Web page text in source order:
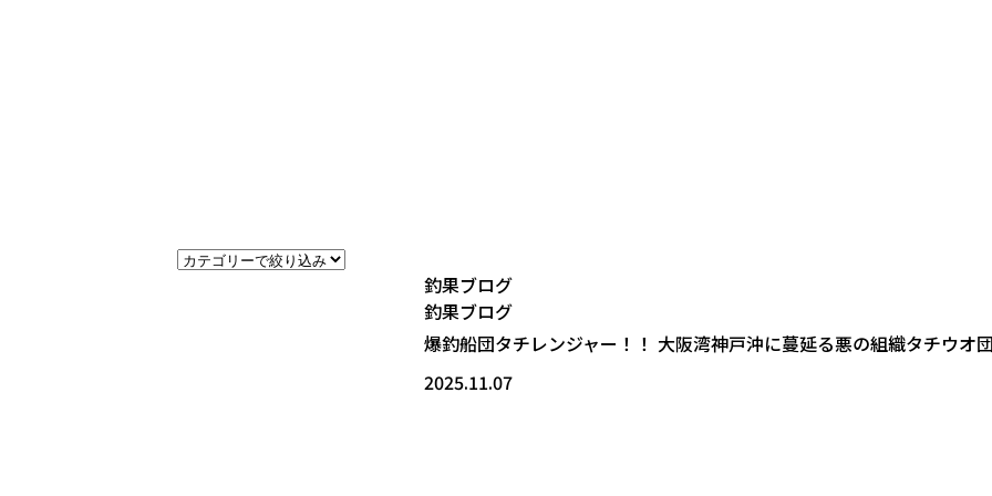
釣果ブログ
釣果ブログ
爆釣船団タチレンジャー！！ 大阪湾神戸沖に蔓延る悪の組織タチウオ
2025.11.07